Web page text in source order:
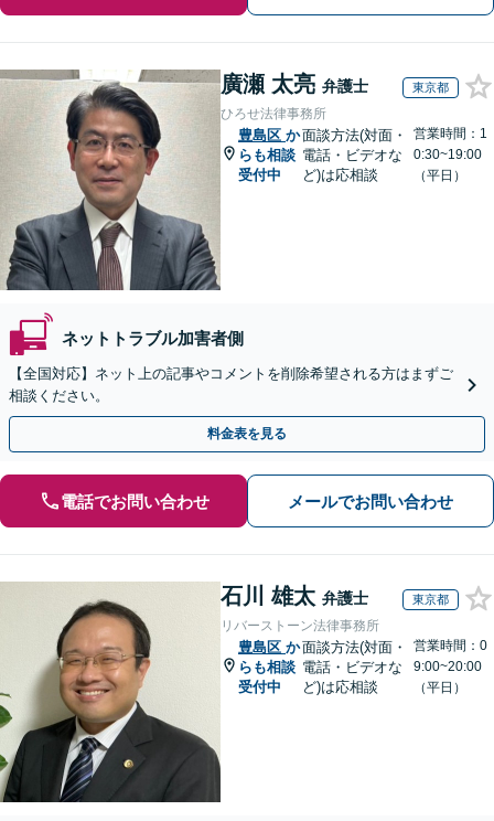
廣瀬 太亮 弁護士 東京都
ひろせ法律事務所
豊島区 か
らも相談
受付中
面談方法(対面・
電話・ビデオな
ど)は応相談
営業時間：1
0:30~19:00
（平日）
ネットトラブル加害者側
【全国対応】ネット上の記事やコメントを削除希望される方はまずご
相談ください。
料金表を見る
電話でお問い合わせ メールでお問い合わせ
石川 雄太 弁護士 東京都
リバーストーン法律事務所
豊島区 か
らも相談
受付中
面談方法(対面・
電話・ビデオな
ど)は応相談
営業時間：0
9:00~20:00
（平日）